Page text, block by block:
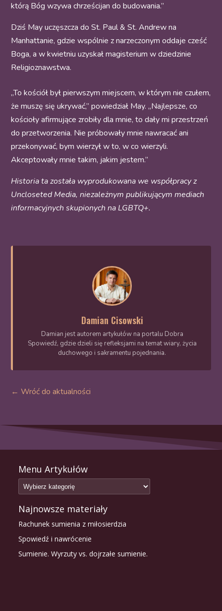
którą Bóg wzywa chrześcijan do budowania.”
Dziś May uczęszcza do St. Paul & St. Andrew na
Manhattanie, gdzie wspólnie z narzeczonym oddaje cześć
Boga, a w kwietniu uzyskał magisterium w dziedzinie
Religioznawstwa.
„To kościół był pierwszym miejscem, w którym nie czułem,
że muszę się ukrywać,” powiedział May. „Najlepsze, co
kościoły afirmujące zrobiły dla mnie, to dały mi przestrzeń
do przetworzenia. Nie próbowały mnie nawracać ani
przekonywać, bym wierzył w to, w co wierzyli.
Akceptowały mnie takim, jakim jestem.”
Historia ta została wyprodukowana we współpracy z
Uncloseted Media, niezależnym publikującym mediach
informacyjnych skupionych na LGBTQ+.
Damian Cisowski
Damian jest autorem artykułów na portalu Dobra
Spowiedź, gdzie dzieli się refleksjami na temat wiary, życia
duchowego i sakramentu pojednania.
← Wróć do aktualności
Menu Artykułów
Najnowsze materiały
Rachunek sumienia z miłosierdzia
Spowiedź i nawrócenie
Sumienie. Wyrzuty vs. dojrzałe sumienie.